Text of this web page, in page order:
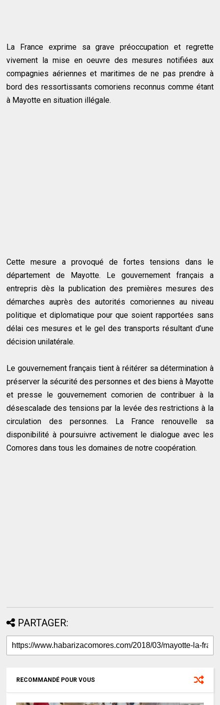
La France exprime sa grave préoccupation et regrette
vivement la mise en oeuvre des mesures notifiées aux
compagnies aériennes et maritimes de ne pas prendre à
bord des ressortissants comoriens reconnus comme étant
à Mayotte en situation illégale.
Cette mesure a provoqué de fortes tensions dans le
département de Mayotte. Le gouvernement français a
entrepris dès la publication des premières mesures des
démarches auprès des autorités comoriennes au niveau
politique et diplomatique pour que soient rapportées sans
délai ces mesures et le gel des transports résultant d’une
décision unilatérale.
Le gouvernement français tient à réitérer sa détermination à
préserver la sécurité des personnes et des biens à Mayotte
et presse le gouvernement comorien de contribuer à la
désescalade des tensions par la levée des restrictions à la
circulation des personnes. La France renouvelle sa
disponibilité à poursuivre activement le dialogue avec les
Comores dans tous les domaines de notre coopération.
PARTAGER:
RECOMMANDÉ POUR VOUS